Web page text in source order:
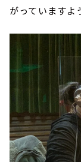
がっていますよ